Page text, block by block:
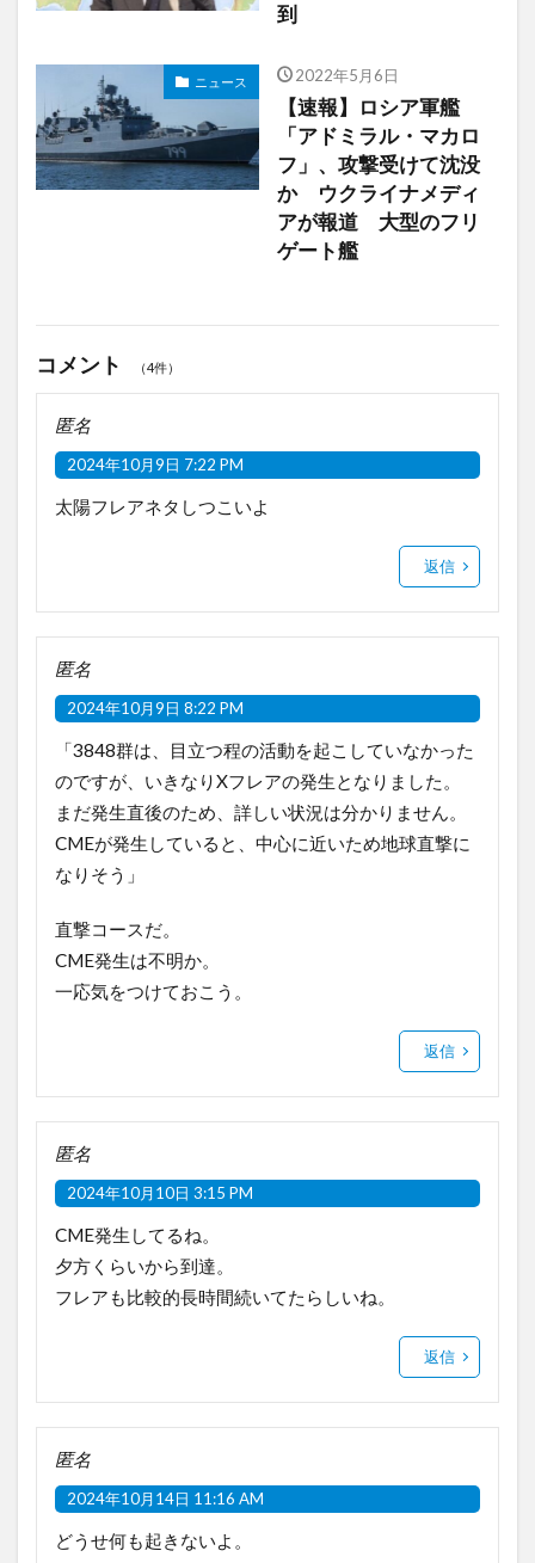
到
ニュース 2022年5月6日
【速報】ロシア軍艦
「アドミラル・マカロ
フ」、攻撃受けて沈没
か ウクライナメディ
アが報道 大型のフリ
ゲート艦
コメント （4件）
匿名
2024年10月9日 7:22 PM
太陽フレアネタしつこいよ
返信
匿名
2024年10月9日 8:22 PM
「3848群は、目立つ程の活動を起こしていなかった
のですが、いきなりXフレアの発生となりました。
まだ発生直後のため、詳しい状況は分かりません。
CMEが発生していると、中心に近いため地球直撃に
なりそう」
直撃コースだ。
CME発生は不明か。
一応気をつけておこう。
返信
匿名
2024年10月10日 3:15 PM
CME発生してるね。
夕方くらいから到達。
フレアも比較的長時間続いてたらしいね。
返信
匿名
2024年10月14日 11:16 AM
どうせ何も起きないよ。